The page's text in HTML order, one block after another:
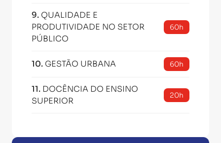
9. QUALIDADE E
PRODUTIVIDADE NO SETOR
PÚBLICO
60h
10. GESTÃO URBANA 60h
11. DOCÊNCIA DO ENSINO
SUPERIOR
20h